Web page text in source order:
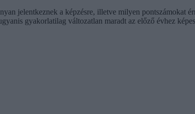
jelentkeznek a képzésre, illetve milyen pontszámokat
gyakorlatilag változatlan maradt az előző évhez